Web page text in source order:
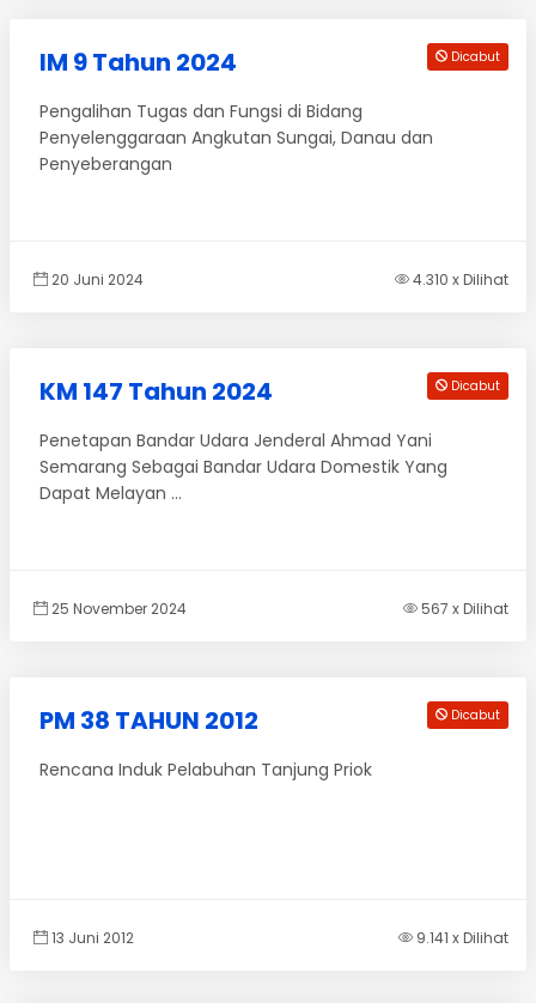
Dicabut
IM 9 Tahun 2024
Pengalihan Tugas dan Fungsi di Bidang
Penyelenggaraan Angkutan Sungai, Danau dan
Penyeberangan
20 Juni 2024 4.310 x Dilihat
Dicabut
KM 147 Tahun 2024
Penetapan Bandar Udara Jenderal Ahmad Yani
Semarang Sebagai Bandar Udara Domestik Yang
Dapat Melayan ...
25 November 2024 567 x Dilihat
Dicabut
PM 38 TAHUN 2012
Rencana Induk Pelabuhan Tanjung Priok
13 Juni 2012 9.141 x Dilihat